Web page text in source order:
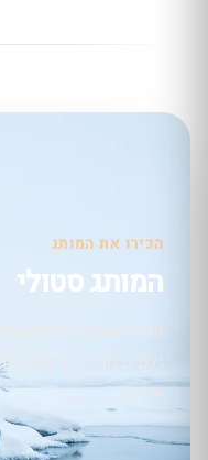
הכירו את המותג
המותג סטולי
סטולי נבנה במסורת
גלם נבחרים, יד אמן
מזוהה.